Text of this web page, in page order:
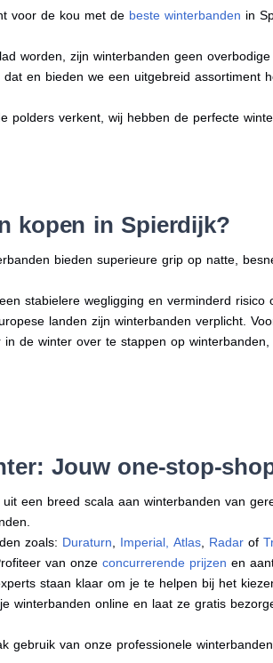
voor de kou met de beste winterbanden in
worden, zijn winterbanden geen
en bieden we een uitgebreid assortiment
polders verkent, wij hebben de perfecte
kopen in Spierdijk?
bieden superieure grip op natte,
stabielere wegligging en verminderd
landen zijn winterbanden verplicht.
in de winter over te stappen op
Jouw one-stop-
een breed scala aan winterbanden van
zoals: Duraturn Imperial Atlas Radar of
van onzeconcurrerende prijzen en
staan klaar om je te helpen bij het
winterbanden online en laat ze gratis
gebruik van onze professionele